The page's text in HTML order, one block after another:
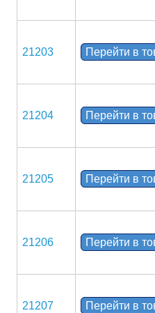
21203 Перейти в
21204 Перейти в
21205 Перейти в
21206 Перейти в
21207 Перейти в